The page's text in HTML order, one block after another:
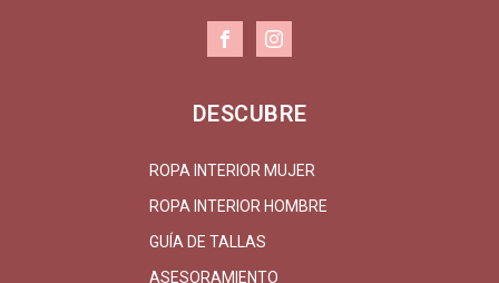
DESCUBRE
ROPA INTERIOR MUJER
ROPA INTERIOR HOMBRE
GUÍA DE TALLAS
ASESORAMIENTO